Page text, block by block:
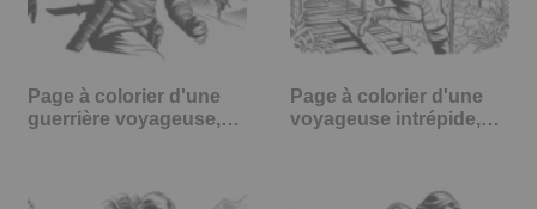
Page à colorier d'une
guerrière voyageuse,…
Page à colorier d'une
voyageuse intrépide,…